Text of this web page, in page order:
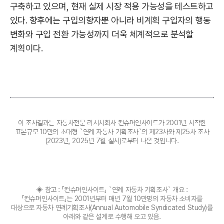
구축하고 있으며, 현재 실제 시장 적용 가능성을 테스트하고
있다. 향후에는 구입의향자뿐 아니라 비계획 구입자의 행동
변화와 구입 전환 가능성까지 더욱 체계적으로 분석할
계획이다.
이 조사결과는 자동차전문 리서치회사 컨슈머인사이트가 2001년 시작한
표본규모 10만의 초대형 `연례 자동차 기획조사`의 제23차와 제25차 조사
(2023년, 2025년 7월 실시)로부터 나온 것입니다.
◈ 참고 : 「컨슈머인사이트」 `연례 자동차 기획조사` 개요 :
「컨슈머인사이트」는 2001년부터 매년 7월 10만명의 자동차 소비자를
대상으로 자동차 연례기획조사(Annual Automobile Syndicated Study)를
아래와 같은 설계로 수행해 오고 있음.